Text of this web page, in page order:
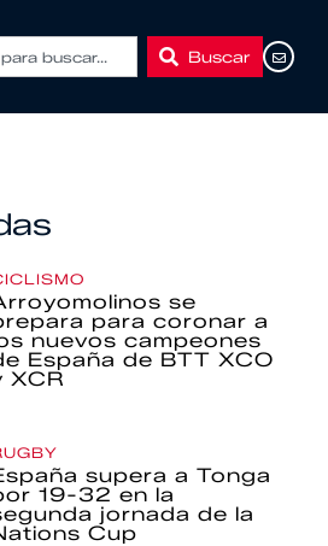
Buscar
se
para coronar a
nuevos campeones
España de BTT XCO
XCR
supera a Tonga
19-32 en la
jornada de la
Cup